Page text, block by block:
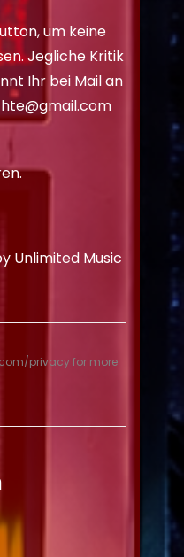
um keine
Jegliche Kritik
Ihr bei Mail an
Unlimited Music
privacyfor more